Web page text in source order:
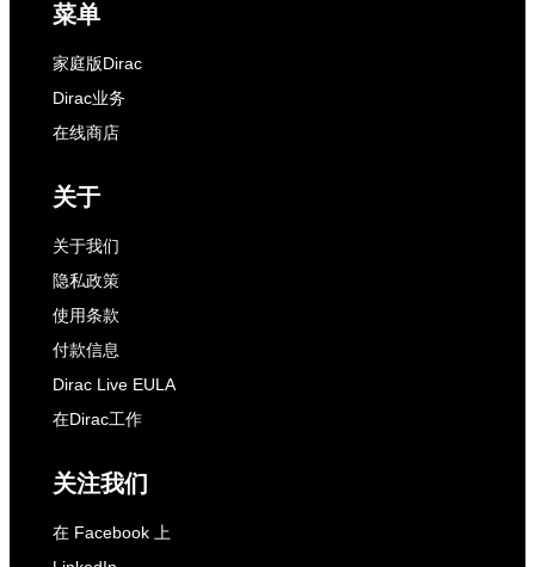
菜单
家庭版Dirac
Dirac业务
在线商店
关于
关于我们
隐私政策
使用条款
付款信息
Dirac Live EULA
在Dirac工作
关注我们
在 Facebook 上